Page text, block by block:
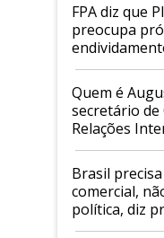
FPA diz que
preocupa
Quem é
secretário de
Relações
Mapa
Brasil
comercial,
política, diz
Faesp